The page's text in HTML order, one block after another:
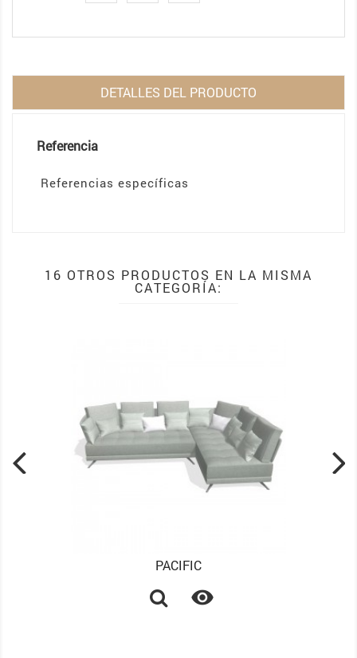
DETALLES DEL PRODUCTO
Referencia
Referencias específicas
16 OTROS PRODUCTOS EN LA MISMA
CATEGORÍA:
PACIFIC
